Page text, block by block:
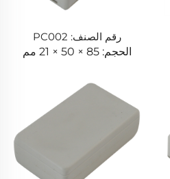
رقم الصنف: PC002
الحجم: 85 × 50 × 21 مم